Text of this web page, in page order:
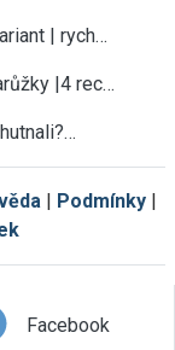
| rych…
|4 rec…
| Podmínky |
Facebook